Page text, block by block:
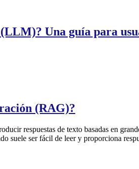
Una guía para
(RAG)?
respuestas de texto basadas en
suele ser fácil de leer y proporciona